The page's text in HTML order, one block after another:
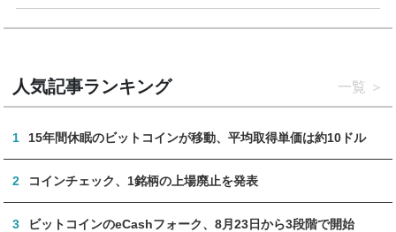
人気記事ランキング 一覧
1 15年間休眠のビットコインが移動、平均取得単価は約10ドル
2 コインチェック、1銘柄の上場廃止を発表
3 ビットコインのeCashフォーク、8月23日から3段階で開始